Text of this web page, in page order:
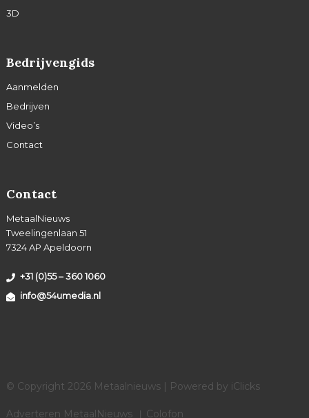
3D
Bedrijvengids
Aanmelden
Bedrijven
Video’s
Contact
Contact
MetaalNieuws
Tweelingenlaan 51
7324 AP Apeldoorn
+31 (0)55 – 360 1060
info@54umedia.nl
© Copyright 2026 Metaalnieuws | Powered by iClicks
Adverteren MetaalNieuws Colofon